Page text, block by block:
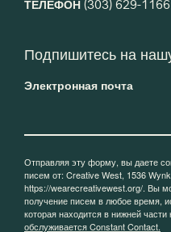
ТЕЛЕФОН (303) 629-1166
Подпишитесь на
Электронная почта
Отправляя эту форму, вы даете
писем от: Creative West, 1536
https://wearecreativewest.org/. Вы
получение писем в любое время,
которая находится в нижней части
обслуживается Constant Contact.